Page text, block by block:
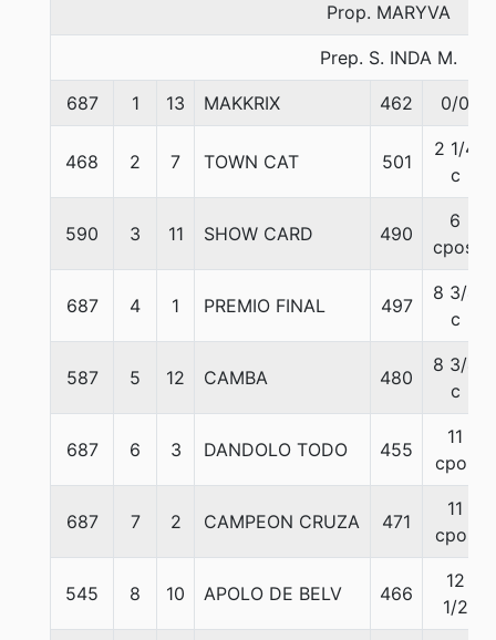
Prop. MARYVA
Prep. S. INDA M.
687 1 13 MAKKRIX 462 0/0
468 2 7 TOWN CAT 501
2 1/4
c
590 3 11 SHOW CARD 490
6
cpos.
687 4 1 PREMIO FINAL 497
8 3/4
c
587 5 12 CAMBA 480
8 3/4
c
687 6 3 DANDOLO TODO 455
11
cpos
687 7 2 CAMPEON CRUZA 471
11
cpos
545 8 10 APOLO DE BELV 466
12
1/2